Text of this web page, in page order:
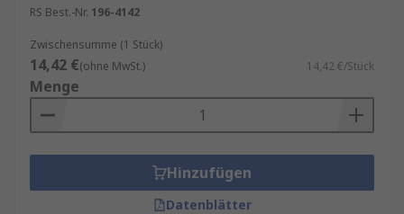
RS Best.-Nr. 196-4142
Zwischensumme (1 Stück)
14,42 €(ohne MwSt.) 14,42 €/Stück
Menge
Hinzufügen
Datenblätter